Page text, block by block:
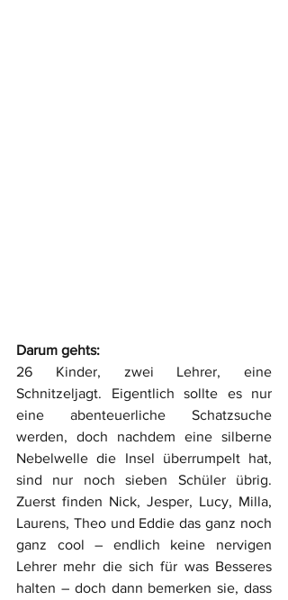
Darum gehts:
26 Kinder, zwei Lehrer, eine
Schnitzeljagt. Eigentlich sollte es nur
eine abenteuerliche Schatzsuche
werden, doch nachdem eine silberne
Nebelwelle die Insel überrumpelt hat,
sind nur noch sieben Schüler übrig.
Zuerst finden Nick, Jesper, Lucy, Milla,
Laurens, Theo und Eddie das ganz noch
ganz cool – endlich keine nervigen
Lehrer mehr die sich für was Besseres
halten – doch dann bemerken sie, dass